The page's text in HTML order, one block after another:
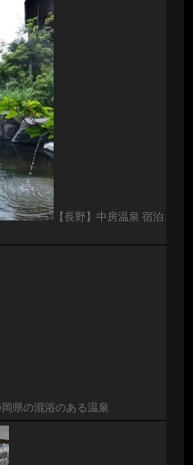
【長野】中房温泉 宿泊
岡県の混浴のある温泉